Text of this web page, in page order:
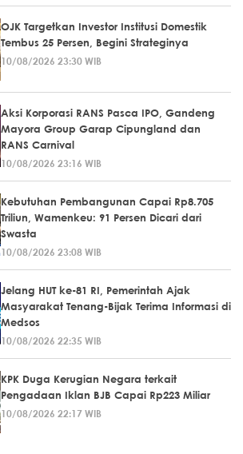
OJK Targetkan Investor Institusi Domestik
Tembus 25 Persen, Begini Strateginya
10/08/2026 23:30 WIB
Aksi Korporasi RANS Pasca IPO, Gandeng
Mayora Group Garap Cipungland dan
RANS Carnival
10/08/2026 23:16 WIB
Kebutuhan Pembangunan Capai Rp8.705
Triliun, Wamenkeu: 91 Persen Dicari dari
Swasta
10/08/2026 23:08 WIB
Jelang HUT ke-81 RI, Pemerintah Ajak
Masyarakat Tenang-Bijak Terima Informasi di
Medsos
10/08/2026 22:35 WIB
KPK Duga Kerugian Negara terkait
Pengadaan Iklan BJB Capai Rp223 Miliar
10/08/2026 22:17 WIB